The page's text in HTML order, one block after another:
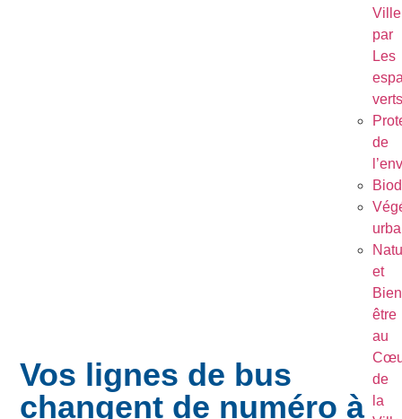
Ville
par
Les
verts
de
et
être
au
de
la
Vos lignes de bus
changent de numéro à